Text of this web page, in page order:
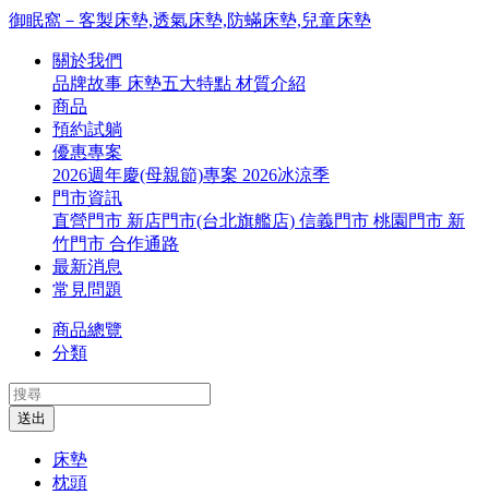
御眠窩－客製床墊,透氣床墊,防蟎床墊,兒童床墊
關於我們
品牌故事 床墊五大特點 材質介紹
商品
預約試躺
優惠專案
2026週年慶(母親節)專案 2026冰涼季
門市資訊
直營門市 新店門市(台北旗艦店) 信義門市 桃園門市 新
竹門市 合作通路
最新消息
常見問題
商品總覽
分類
送出
床墊
枕頭